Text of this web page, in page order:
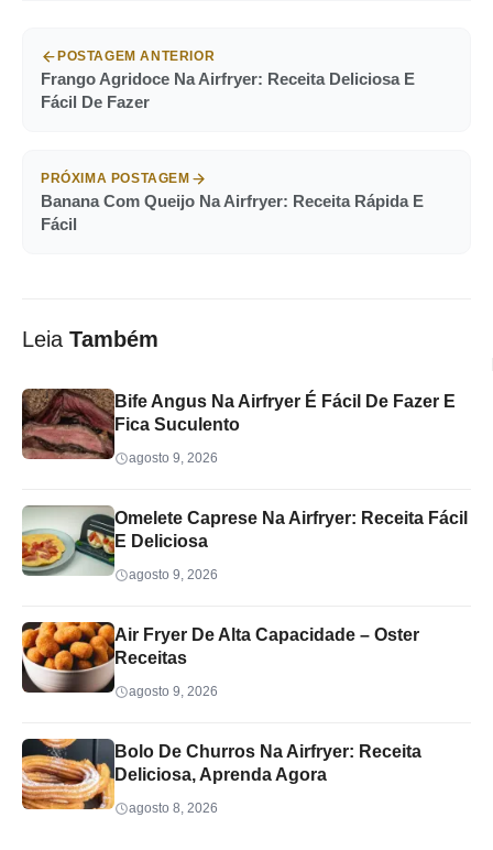
POSTAGEM ANTERIOR
Frango Agridoce Na Airfryer: Receita Deliciosa E
Fácil De Fazer
PRÓXIMA POSTAGEM
Banana Com Queijo Na Airfryer: Receita Rápida E
Fácil
Leia Também
Bife Angus Na Airfryer É Fácil De Fazer E
Fica Suculento
agosto 9, 2026
Omelete Caprese Na Airfryer: Receita Fácil
E Deliciosa
agosto 9, 2026
Air Fryer De Alta Capacidade – Oster
Receitas
agosto 9, 2026
Bolo De Churros Na Airfryer: Receita
Deliciosa, Aprenda Agora
agosto 8, 2026